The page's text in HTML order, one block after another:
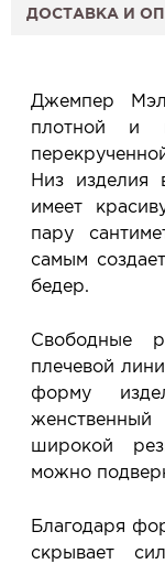
3. Заполните
Услуга
примеряете в
покупать или
Планируйте
ДОСТАВКА И
Джемпер
плотной и
Низ изделия
имеет
пару
самым
бедер.
Свободные
плечевой
форму
широкой
можно
Благодаря
скрывает